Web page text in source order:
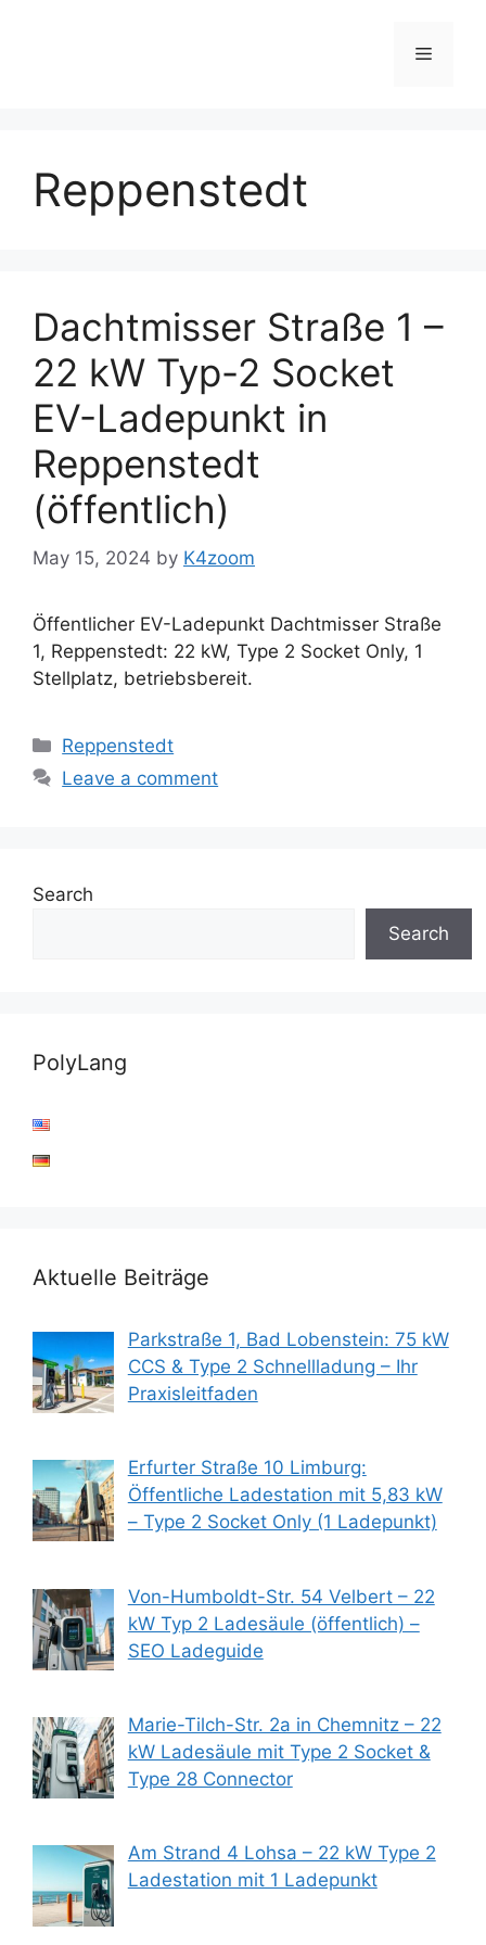
Menu
Reppenstedt
Dachtmisser Straße 1 –
22 kW Typ-2 Socket
EV-Ladepunkt in
Reppenstedt
(öffentlich)
May 15, 2024 by K4zoom
Öffentlicher EV-Ladepunkt Dachtmisser Straße
1, Reppenstedt: 22 kW, Type 2 Socket Only, 1
Stellplatz, betriebsbereit.
Categories
Reppenstedt
Leave a comment
Search
Search
PolyLang
Aktuelle Beiträge
Parkstraße 1, Bad Lobenstein: 75 kW
CCS & Type 2 Schnellladung – Ihr
Praxisleitfaden
Erfurter Straße 10 Limburg:
Öffentliche Ladestation mit 5,83 kW
– Type 2 Socket Only (1 Ladepunkt)
Von-Humboldt-Str. 54 Velbert – 22
kW Typ 2 Ladesäule (öffentlich) –
SEO Ladeguide
Marie-Tilch-Str. 2a in Chemnitz – 22
kW Ladesäule mit Type 2 Socket &
Type 28 Connector
Am Strand 4 Lohsa – 22 kW Type 2
Ladestation mit 1 Ladepunkt